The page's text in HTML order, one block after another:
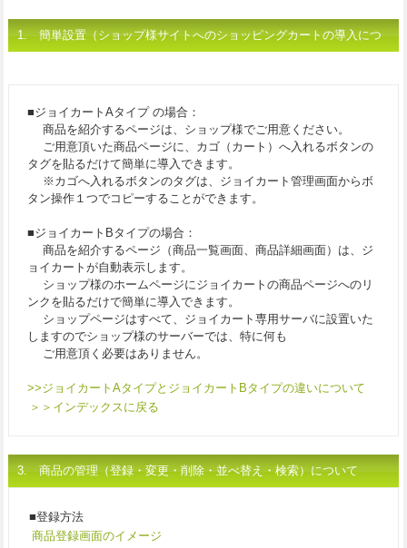
1. 簡単設置（ショップ様サイトへのショッピングカートの導入につ
■ジョイカートAタイプ の場合：
商品を紹介するページは、ショップ様でご用意ください。
ご用意頂いた商品ページに、カゴ（カート）へ入れるボタンの
タグを貼るだけて簡単に導入できます。
※カゴへ入れるボタンのタグは、ジョイカート管理画面からボ
タン操作１つでコピーすることができます。
■ジョイカートBタイプの場合：
商品を紹介するページ（商品一覧画面、商品詳細画面）は、ジ
ョイカートが自動表示します。
ショップ様のホームページにジョイカートの商品ページへのリ
ンクを貼るだけで簡単に導入できます。
ショップページはすべて、ジョイカート専用サーバに設置いた
しますのでショップ様のサーバーでは、特に何も
ご用意頂く必要はありません。
>>ジョイカートAタイプとジョイカートBタイプの違いについて
＞＞インデックスに戻る
3. 商品の管理（登録・変更・削除・並べ替え・検索）について
■登録方法
商品登録画面のイメージ